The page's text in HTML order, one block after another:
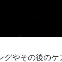
グやその後のケ